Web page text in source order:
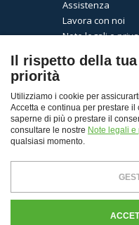
Assistenza
Lavora con noi
Note legali e
© Copyright 2026 -
103484 - P. Iva
Il rispetto della
priorità
Utilizziamo i cookie per
Accetta e continua per prestare il
saperne di più o prestare il
consultare le nostre Note legali e
qualsiasi momento.